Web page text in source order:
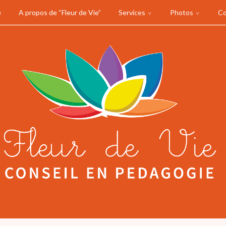
A propos de “Fleur de Vie” Services Photos